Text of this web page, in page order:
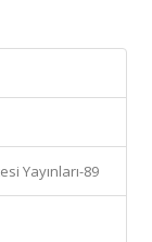
Yayınları-89